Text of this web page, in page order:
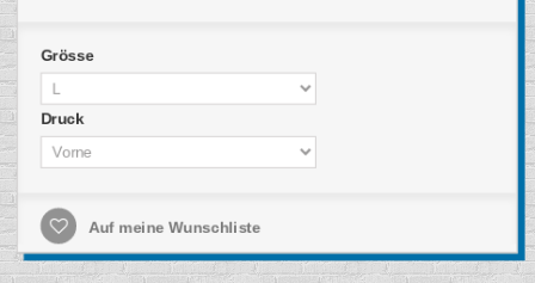
Grösse
Druck
Auf meine Wunschliste